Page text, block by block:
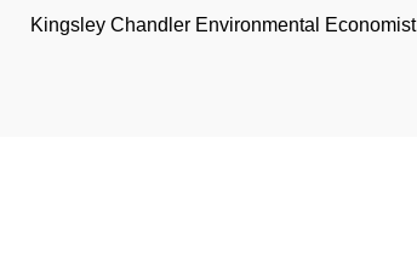
Kingsley Chandler Environmental Economist